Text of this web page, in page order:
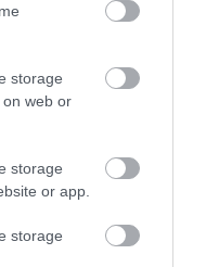
storage
web or
storage
or app.
storage